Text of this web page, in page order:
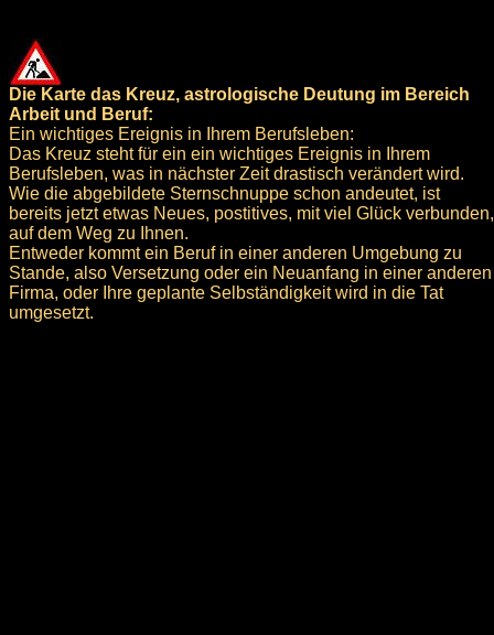
Die Karte das Kreuz, astrologische Deutung im Bereich
Arbeit und Beruf:
Ein wichtiges Ereignis in Ihrem Berufsleben:
Das Kreuz steht für ein ein wichtiges Ereignis in Ihrem
Berufsleben, was in nächster Zeit drastisch verändert wird.
Wie die abgebildete Sternschnuppe schon andeutet, ist
bereits jetzt etwas Neues, postitives, mit viel Glück verbunden,
auf dem Weg zu Ihnen.
Entweder kommt ein Beruf in einer anderen Umgebung zu
Stande, also Versetzung oder ein Neuanfang in einer anderen
Firma, oder Ihre geplante Selbständigkeit wird in die Tat
umgesetzt.